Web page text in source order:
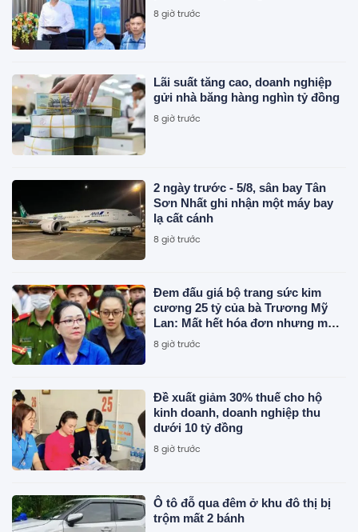
8 giờ trước
Lãi suất tăng cao, doanh nghiệp
gửi nhà băng hàng nghìn tỷ đồng
8 giờ trước
2 ngày trước - 5/8, sân bay Tân
Sơn Nhất ghi nhận một máy bay
lạ cất cánh
8 giờ trước
Đem đấu giá bộ trang sức kim
cương 25 tỷ của bà Trương Mỹ
Lan: Mất hết hóa đơn nhưng món
đắt nhất giá 9,4 tỷ
8 giờ trước
Đề xuất giảm 30% thuế cho hộ
kinh doanh, doanh nghiệp thu
dưới 10 tỷ đồng
8 giờ trước
Ô tô đỗ qua đêm ở khu đô thị bị
trộm mất 2 bánh